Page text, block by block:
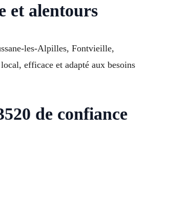
et alentours
les-Alpilles, Fontvieille,
efficace et adapté aux besoins
de confiance